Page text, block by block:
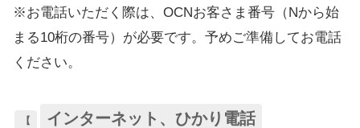
※お電話いただく際は、OCNお客さま番号（Nから始
まる10桁の番号）が必要です。予めご準備してお電話
ください。
【 インターネット、ひかり電話